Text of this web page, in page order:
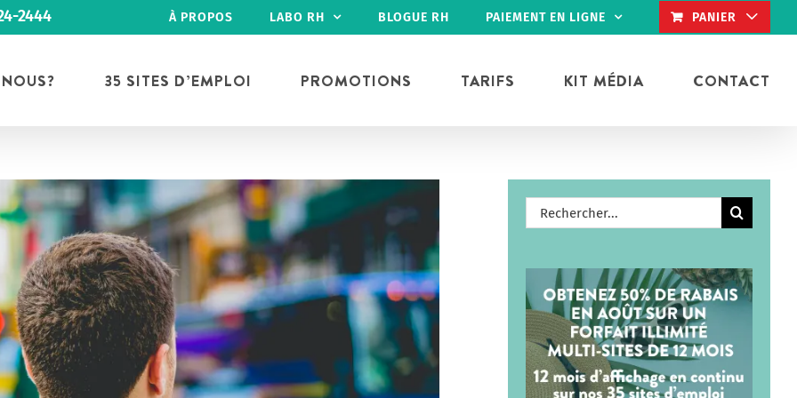
2444 À PROPOS LABO RH BLOGUE RH PAIEMENT EN LIGNE PANIER
35 SITES D’EMPLOI PROMOTIONS TARIFS KIT MÉDIA CONTACT
Rechercher: